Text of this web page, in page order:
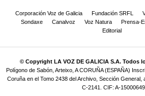
Corporación Voz de Galicia Fundación SRFL
Sondaxe
Canalvoz Voz Natura Prensa-
Editorial
© Copyright LA VOZ DE GALICIA S.A. Todos
Polígono de Sabón, Arteixo, A CORUÑA (ESPAÑA)
Coruña en el Tomo 2438 del Archivo, Sección General,
C-2141. CIF: A-15000649.